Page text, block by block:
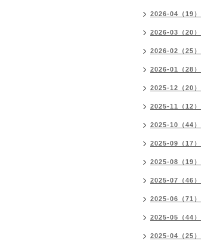
2026-04（19）
2026-03（20）
2026-02（25）
2026-01（28）
2025-12（20）
2025-11（12）
2025-10（44）
2025-09（17）
2025-08（19）
2025-07（46）
2025-06（71）
2025-05（44）
2025-04（25）